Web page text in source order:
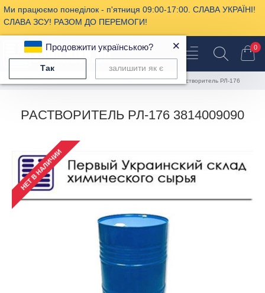
Ми працюємо понеділок - п'ятниця 09:00-17:00. СЛАВА УКРАЇНІ!
СЛАВА ЗСУ! РАЗОМ ДО ПЕРЕМОГИ!
0
Промышленная химия Растворители Растворитель РЛ-176
РАСТВОРИТЕЛЬ РЛ-176 3814009090
НЕТ В НАЛИЧИИ
Продовжити українською? ×
Так залишити як є